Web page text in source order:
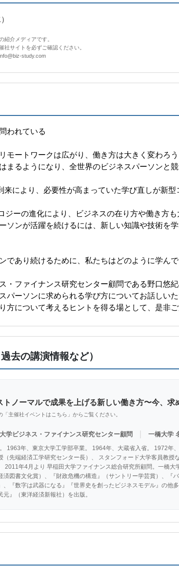
介メディアです。
サイトを必ずご確認ください。
study.com
われている
モートワークは広がり、働き方は大きく変わろ
まるようになり、全世界のビジネスパーソンと
により、必要性が高まっていた学び直しが新
ジーの進化により、ビジネスの在り方や働き方
ソンが活躍を続けるには、新しい知識や技術を
であり続けるために、私たちはどのように学ん
・ファイナンス研究センター顧問である野口悠
パーソンに求められる学び方についてお話しいた
方について考えるヒントを得る場として、是非ご
去の講演情報など）
トノーマルで成果を上げる新しい働き方〜今、
主催社イベントはこちら」からご覧ください。
学ビジネス・ファイナンス研究センター顧問 一橋大学
1963年、東京大学工学部卒業。 1964年、大蔵省入省。 1972年
（先端経済工学研究センター長）、 スタンフォード大学客員教
2011年4月より 早稲田大学ファイナンス総合研究所顧問。一橋
済図書文化賞）、『財政危機の構造』（サントリー学芸賞）、『
、『数字は武器になる』『世界史を創ったビジネスモデル』の他
元』（東洋経済新報社）を出版。